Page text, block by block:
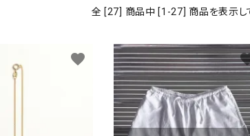
全 [27] 商品中 [1-27] 商品を表示し
favorite